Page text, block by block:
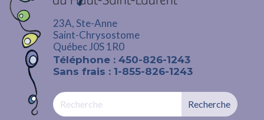
23A, Ste-Anne
Saint-Chrysostome
Québec J0S 1R0
Téléphone : 450-826-1243
Sans frais : 1-855-826-1243